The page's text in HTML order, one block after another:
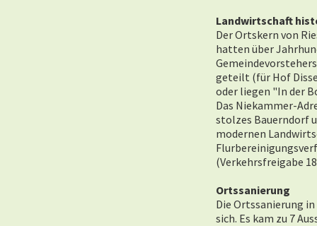
Landwirtschaft
Der Ortskern von
hatten über
geteilt (für Hof
oder liegen "In der
Das Niekammer-
stolzes Bauerndorf
modernen
(Verkehrsfreigabe
Ortssanierung
Die Ortssanierung
sich. Es kam zu 7